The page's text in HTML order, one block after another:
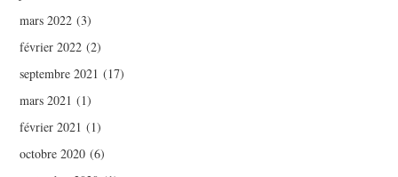
mars 2022 (3)
février 2022 (2)
septembre 2021 (17)
mars 2021 (1)
février 2021 (1)
octobre 2020 (6)